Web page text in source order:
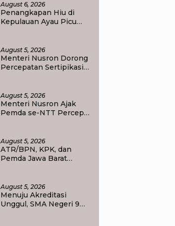
August 6, 2026
Penangkapan Hiu di
Kepulauan Ayau Picu
Korbankan Masa Depan
Raja Ampat
August 5, 2026
Menteri Nusron Dorong
Percepatan Sertipikasi
bagi Masyarakat
August 5, 2026
Menteri Nusron Ajak
Pemda se-NTT Percepat
Pengukuran Tanah
Selesai 12 Hari
August 5, 2026
ATR/BPN, KPK, dan
Pemda Jawa Barat
Kelola Pertanahan dan
Ekonomi Daerah
August 5, 2026
Menuju Akreditasi
Unggul, SMA Negeri 9